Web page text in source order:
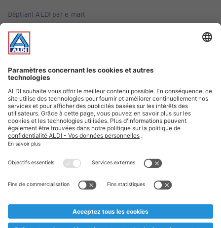
Dépliant ALDI par e-mail
Offres
Infos essentielles
Suivez ALDI Belgique
Textes marqués d'un astérisque et mentions légales
* Nous vendons ces articles temporairement et jusqu'à
au cas où, malgré le planning bien étudié, nous serions
prématurément en rupture de stock. Prix Recupel et TVA incl.
** Sur ce site, l’utilisation de la forme masculine a été adoptée